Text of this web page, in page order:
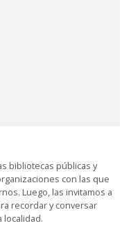
bibliotecas públicas y
con las que
Luego, las invitamos a
recordar y conversar
localidad.